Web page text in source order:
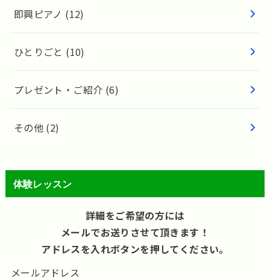
即興ピアノ (12)
ひとりごと (10)
プレゼント・ご紹介 (6)
その他 (2)
体験レッスン
詳細をご希望の方には
メールでお送りさせて頂きます！
アドレスを入れボタンを押してください。
メールアドレス